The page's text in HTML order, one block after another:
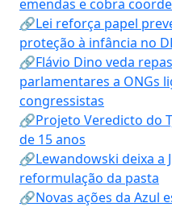
emendas e cobra
🔗Lei reforça papel
proteção à infância no
🔗Flávio Dino veda
parlamentares a ONGs
congressistas
🔗Projeto Veredicto do
de 15 anos
🔗Lewandowski deixa a
reformulação da pasta
🔗Novas ações da Azul